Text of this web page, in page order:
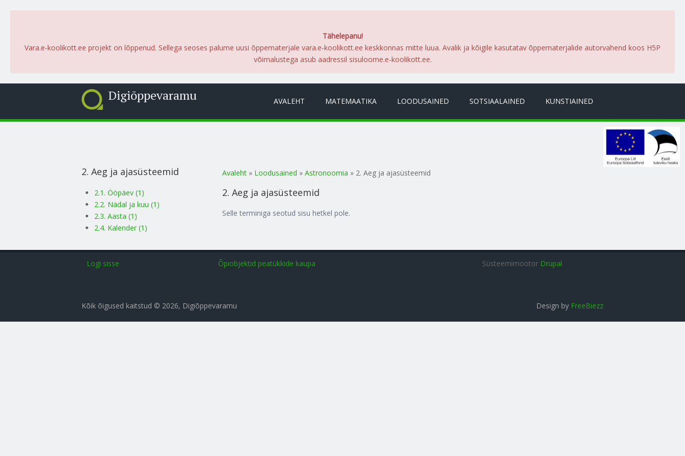
Tähelepanu!
Vara.e-koolikott.ee projekt on lõppenud. Sellega seoses palume uusi õppematerjale vara.e-koolikott.ee keskkonnas mitte luua. Avalik ja kõigile kasutatav õppematerjalide autorvahend koos H5P
võimalustega asub aadressil sisuloome.e-koolikott.ee.
Digiõppevaramu AVALEHT MATEMAATIKA LOODUSAINED SOTSIAALAINED KUNSTIAINED
Sa oled siin
Avaleht » Loodusained »Astronoomia » 2. Aeg ja ajasüsteemid
2. Aeg ja ajasüsteemid
Selle terminiga seotud sisu hetkel pole.
2. Aeg ja ajasüsteemid
2.1. Ööpäev (1)
2.2. Nädal ja kuu (1)
2.3. Aasta (1)
2.4. Kalender (1)
Logi sisse Õpiobjektid peatükkide kaupa Süsteemimootor Drupal
Kõik õigused kaitstud © 2026, Digiõppevaramu Design by FreeBiezz